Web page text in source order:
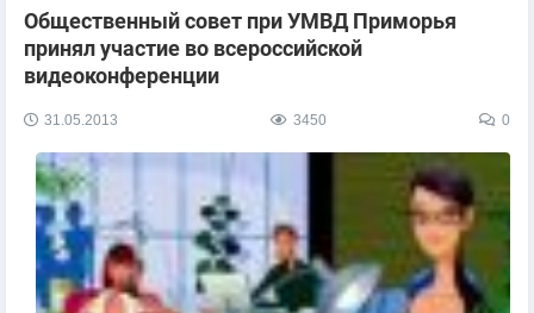
Общественный совет при УМВД Приморья
принял участие во всероссийской
видеоконференции
31.05.2013 3450 0